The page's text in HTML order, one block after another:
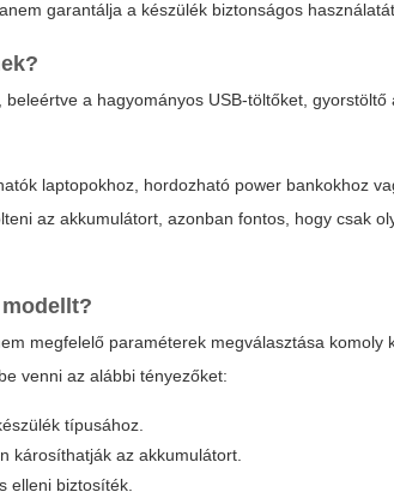
garantálja a készülék biztonságos használatát
beleértve a hagyományos USB-töltőket, gyorstöltő
laptopokhoz, hordozható power bankokhoz
az akkumulátort, azonban fontos, hogy csak
modellt?
megfelelő paraméterek megválasztása komoly
venni az alábbi tényezőket:
típusához.
károsíthatják az akkumulátort.
elleni biztosíték.